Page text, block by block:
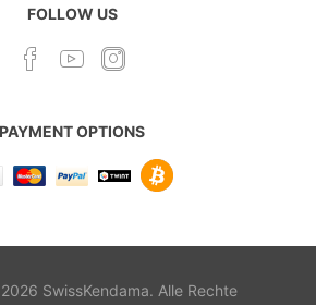
FOLLOW US
PAYMENT OPTIONS
SwissKendama. Alle Rechte